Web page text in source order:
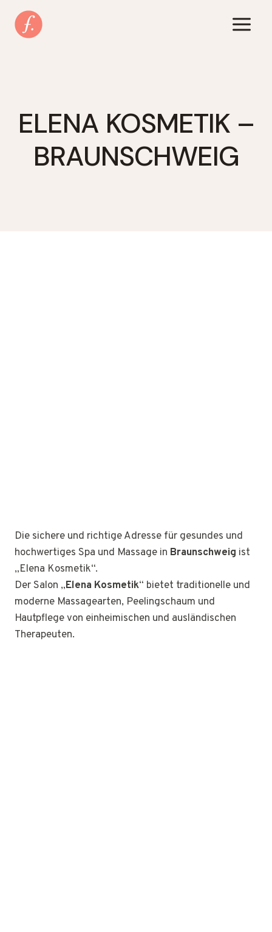
Inhalt
springen
ELENA KOSMETIK –
BRAUNSCHWEIG
Die sichere und richtige Adresse für gesundes und
hochwertiges Spa und Massage in Braunschweig ist
„Elena Kosmetik“.
Der Salon „Elena Kosmetik“ bietet traditionelle und
moderne Massagearten, Peelingschaum und
Hautpflege von einheimischen und ausländischen
Therapeuten.